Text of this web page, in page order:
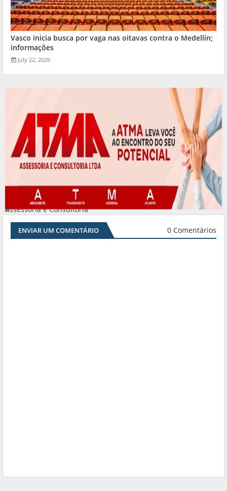
Vasco inicia busca por vaga nas oitavas contra o Medellín;
informações
July 22, 2026
Assessoria e Consultoria
#
ENVIAR UM COMENTÁRIO 0 Comentários